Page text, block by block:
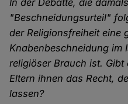
In der Debatte, die
"Beschneidungsurteil"
der Religionsfreiheit eine
Knabenbeschneidung im
religiöser Brauch ist.
Eltern ihnen das Recht,
lassen?